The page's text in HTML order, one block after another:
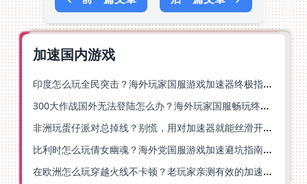
加速国内游戏
印度怎么玩全民突击？海外玩家国服游戏加速器终极指南（附原神延迟优化+精灵之境加速器选择）
300大作战国外无法登陆怎么办？海外玩家国服畅玩终极指南（附实测推荐）
非洲玩蛋仔派对总掉线？别慌，用对加速器就能丝滑开跑！
比利时怎么玩倩女幽魂？海外党国服游戏加速避坑指南（附实测推荐）
在欧洲怎么玩穿越火线不卡顿？老玩家亲测有效的加速器选择指南